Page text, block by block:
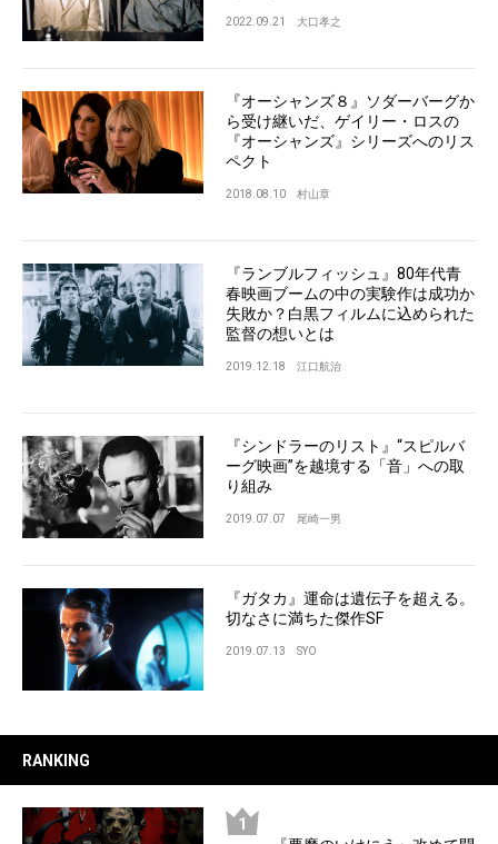
2022.09.21 大口孝之
『オーシャンズ８』ソダーバーグか
ら受け継いだ、ゲイリー・ロスの
『オーシャンズ』シリーズへのリス
ペクト
2018.08.10 村山章
『ランブルフィッシュ』80年代青
春映画ブームの中の実験作は成功か
失敗か？白黒フィルムに込められた
監督の想いとは
2019.12.18 江口航治
『シンドラーのリスト』“スピルバ
ーグ映画”を越境する「音」への取
り組み
2019.07.07 尾崎一男
『ガタカ』運命は遺伝子を超える。
切なさに満ちた傑作SF
2019.07.13 SYO
RANKING